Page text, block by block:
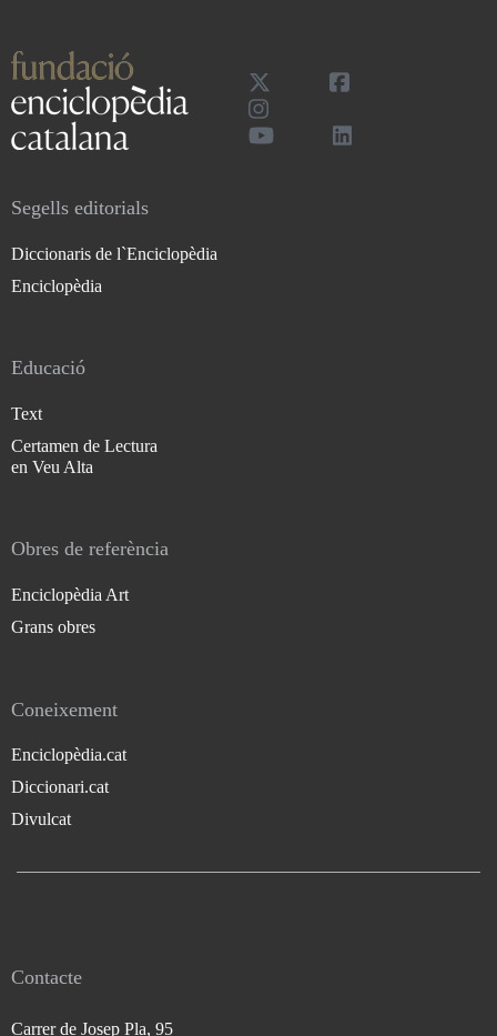
Segells editorials
Diccionaris de l`Enciclopèdia
Enciclopèdia
Educació
Text
Certamen de Lectura
en Veu Alta
Obres de referència
Enciclopèdia Art
Grans obres
Coneixement
Enciclopèdia.cat
Diccionari.cat
Divulcat
Contacte
Carrer de Josep Pla, 95